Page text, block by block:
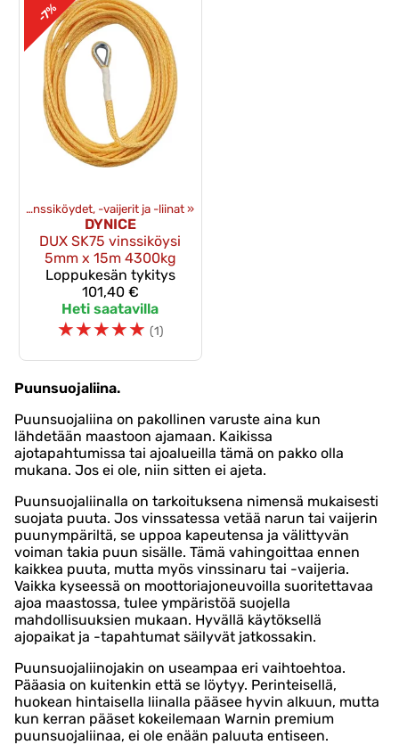
-7%
Vinssiköydet, -vaijerit ja -liinat ‪»
DYNICE
DUX SK75 vinssiköysi
5mm x 15m 4300kg
Loppukesän tykitys
101,40 €
Heti saatavilla
☆☆☆☆☆ (1)
Puunsuojaliina.
Puunsuojaliina on pakollinen varuste aina kun
lähdetään maastoon ajamaan. Kaikissa
ajotapahtumissa tai ajoalueilla tämä on pakko olla
mukana. Jos ei ole, niin sitten ei ajeta.
Puunsuojaliinalla on tarkoituksena nimensä mukaisesti
suojata puuta. Jos vinssatessa vetää narun tai vaijerin
puunympäriltä, se uppoa kapeutensa ja välittyvän
voiman takia puun sisälle. Tämä vahingoittaa ennen
kaikkea puuta, mutta myös vinssinaru tai -vaijeria.
Vaikka kyseessä on moottoriajoneuvoilla suoritettavaa
ajoa maastossa, tulee ympäristöä suojella
mahdollisuuksien mukaan. Hyvällä käytöksellä
ajopaikat ja -tapahtumat säilyvät jatkossakin.
Puunsuojaliinojakin on useampaa eri vaihtoehtoa.
Pääasia on kuitenkin että se löytyy. Perinteisellä,
huokean hintaisella liinalla pääsee hyvin alkuun, mutta
kun kerran pääset kokeilemaan Warnin premium
puunsuojaliinaa, ei ole enään paluuta entiseen.